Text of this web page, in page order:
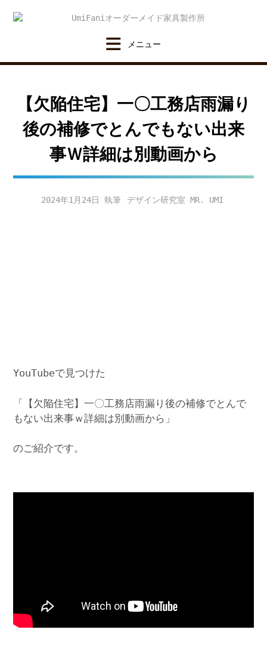
【欠陥住宅】一〇工務店雨漏り
後の補修でとんでもない出来
事Ｗ詳細は別動画から
2024年1月24日 デザイン研究室 MR. UMI
YouTubeで見つけた
「【欠陥住宅】一〇工務店雨漏り後の補修でとんで
もない出来事ｗ詳細は別動画から」
のご紹介です。